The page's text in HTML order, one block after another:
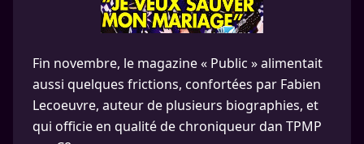
Fin novembre, le magazine « Public » alimentait
aussi quelques frictions, confortées par Fabien
Lecoeuvre, auteur de plusieurs biographies, et
qui officie en qualité de chroniqueur dan TPMP